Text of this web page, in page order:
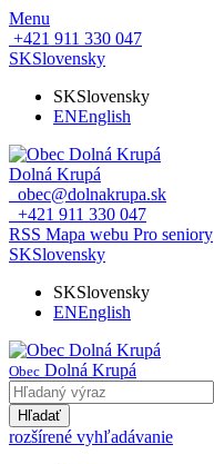
Menu
+421 911 330 047
SKSlovensky
SKSlovensky
ENEnglish
Dolná Krupá
obec@dolnakrupa.sk
+421 911 330 047
RSS Mapa webu Pro seniory
SKSlovensky
SKSlovensky
ENEnglish
Obec Dolná Krupá
Hľadať
rozšírené vyhľadávanie